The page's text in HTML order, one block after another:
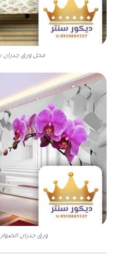
محل ورق جدران
ورق جدران